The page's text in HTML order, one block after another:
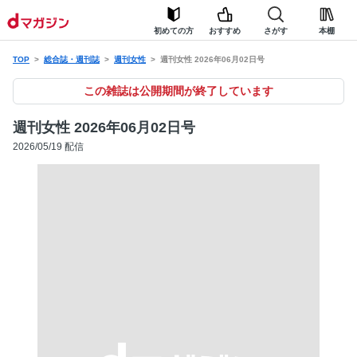
初めての方 おすすめ さがす 本棚
TOP 総合誌・週刊誌 週刊女性 週刊女性 2026年06月02日号
この雑誌は公開期間が終了しています
週刊女性 2026年06月02日号
2026/05/19 配信